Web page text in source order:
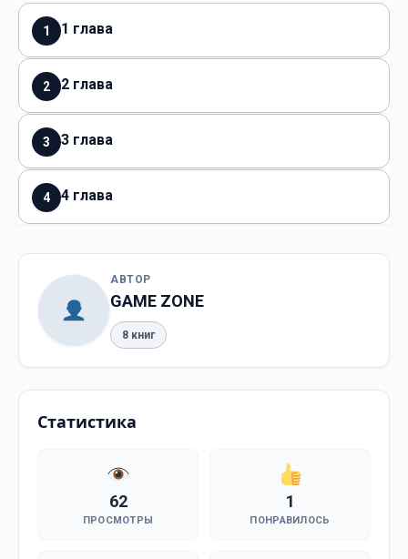
1 1 глава
2 2 глава
3 3 глава
4 4 глава
АВТОР
GAME ZONE
8 книг
Статистика
62
ПРОСМОТРЫ
1
ПОНРАВИЛОСЬ